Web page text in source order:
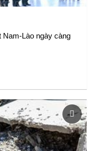
Nam-Lào ngày càng